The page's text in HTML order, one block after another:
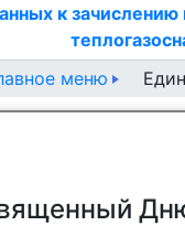
к
меню